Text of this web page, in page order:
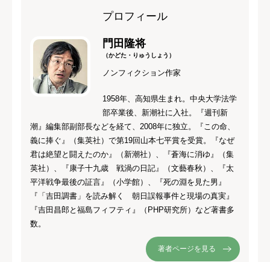
プロフィール
門田隆将
（かどた・りゅうしょう）
ノンフィクション作家
1958年、高知県生まれ。中央大学法学
部卒業後、新潮社に入社。『週刊新
潮』編集部副部長などを経て、2008年に独立。『この命、
義に捧ぐ』（集英社）で第19回山本七平賞を受賞。『なぜ
君は絶望と闘えたのか』（新潮社）、『蒼海に消ゆ』（集
英社）、『康子十九歳 戦渦の日記』（文藝春秋）、『太
平洋戦争最後の証言』（小学館）、『死の淵を見た男』
『「吉田調書」を読み解く 朝日誤報事件と現場の真実』
『吉田昌郎と福島フィフティ』（PHP研究所）など著書多
数。
著者ページを見る